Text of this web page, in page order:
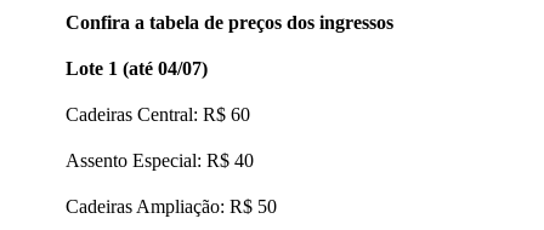
Confira a tabela de preços dos ingressos
Lote 1 (até 04/07)
Cadeiras Central: R$ 60
Assento Especial: R$ 40
Cadeiras Ampliação: R$ 50